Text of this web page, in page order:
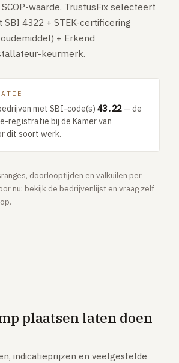
waarde. TrustusFix selecteert
4322 + STEK-certificering
+ Erkend
keurmerk.
met SBI-code(s) 43.22— de
registratie bij de Kamer van
dit soort werk.
doorlooptijden en valkuilen per
nu: bekijk de bedrijvenlijst en vraag zelf
plaatsen laten doen
indicatieprijzen en veelgestelde